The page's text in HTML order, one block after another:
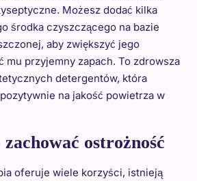
Możesz dodać kilka
środka czyszczącego na bazie
aby zwiększyć jego
mu przyjemny zapach. To zdrowsza
detergentów, która
na jakość powietrza w
ostrożność
oferuje wiele korzyści, istnieją